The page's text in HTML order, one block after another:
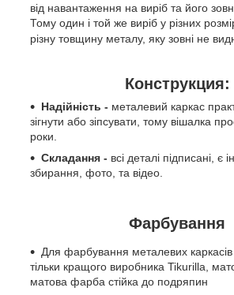
від навантаження на виріб та його
Тому один і той же виріб у різних
різну товщину металу, яку зовні не
Конструкция:
Надійність - металевий каркас
зігнути або зіпсувати, тому вішалка
роки.
Складання - всі деталі підписані, є
збирання, фото, та відео.
Фарбування
Для фарбування металевих
тільки кращого виробника Tikurilla,
матова фарба стійка до подряпин